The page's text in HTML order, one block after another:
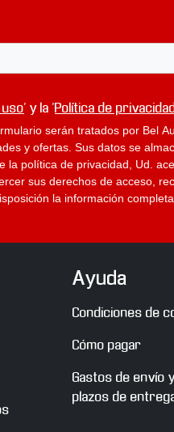
uso' y la 'Política de privacidad
serán tratados por Bel
y ofertas. Sus datos se
la política de privacidad, Ud.
sus derechos de acceso,
la información
Ayuda
Condiciones de
Cómo pagar
Gastos de envío
plazos de